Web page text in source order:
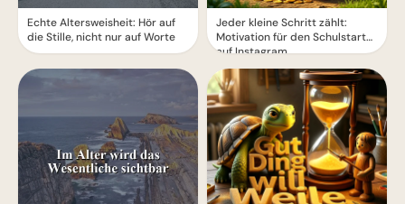
Echte Altersweisheit: Hör auf
die Stille, nicht nur auf Worte
Jeder kleine Schritt zählt:
Motivation für den Schulstart
auf Instagram.